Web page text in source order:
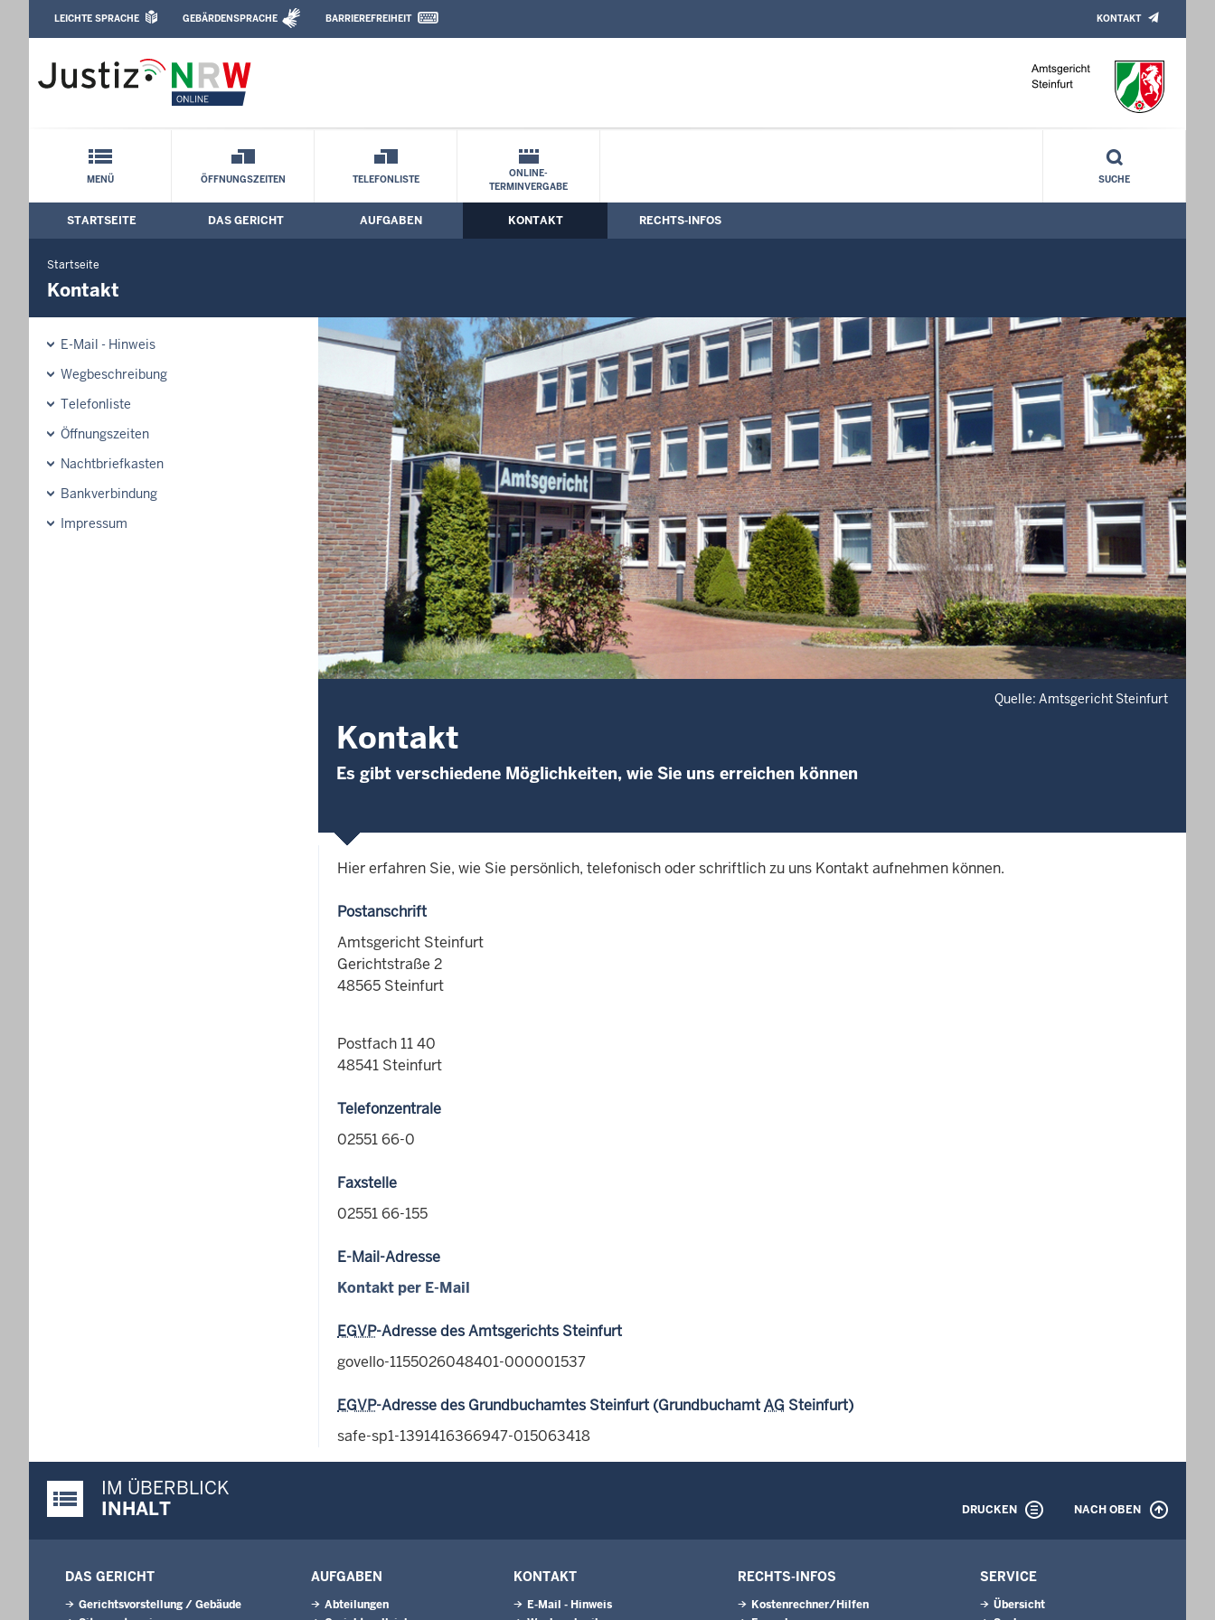
Amtsgericht Steinfurt: Kontakt
Leichte Sprache, Gebärdensprachenvideo und Kontaktformular
LEICHTE SPRACHE GEBÄRDENSPRACHE BARRIEREFREIHEIT KONTAKT
Schnellnavigation mit Volltext-Suche
MENÜ ÖFFNUNGSZEITEN TELEFONLISTE
ONLINE-
TERMINVERGABE
SUCHE
Hauptmenü: Hauptnavigation
STARTSEITE DAS GERICHT AUFGABEN KONTAKT RECHTS-INFOS
Startseite
Kontakt
E-Mail - Hinweis
Wegbeschreibung
Telefonliste
Öffnungszeiten
Nachtbriefkasten
Bankverbindung
Impressum
Quelle: Amtsgericht Steinfurt
Kontakt
Es gibt verschiedene Möglichkeiten, wie Sie uns erreichen können
Hier erfahren Sie, wie Sie persönlich, telefonisch oder schriftlich zu uns Kontakt aufnehmen können.
Postanschrift
Amtsgericht Steinfurt
Gerichtstraße 2
48565 Steinfurt
Postfach 11 40
48541 Steinfurt
Telefonzentrale
02551 66-0
Faxstelle
02551 66-155
E-Mail-Adresse
Kontakt per E-Mail
EGVP-Adresse des Amtsgerichts Steinfurt
govello-1155026048401-000001537
EGVP-Adresse des Grundbuchamtes Steinfurt (GrundbuchamtAG Steinfurt)
safe-sp1-1391416366947-015063418
Justiz-Portal im Überblick:
IM ÜBERBLICK
INHALT
DRUCKEN NACH OBEN
DAS GERICHT
Gerichtsvorstellung / Gebäude
AUFGABEN
Abteilungen
KONTAKT
E-Mail - Hinweis
RECHTS-INFOS
Kostenrechner/Hilfen
SERVICE
Übersicht